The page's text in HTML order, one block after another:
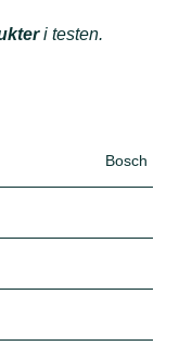
i testen.
Bosch